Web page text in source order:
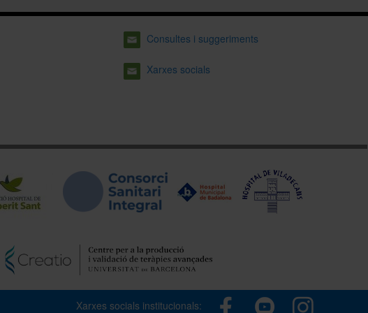
Consultes i suggeriments
Xarxes socials
Xarxes socials institucionals: